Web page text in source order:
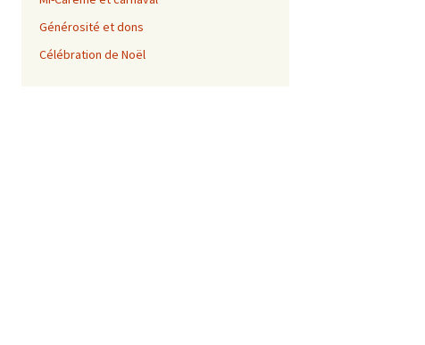
Générosité et dons
Célébration de Noël